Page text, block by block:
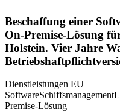
Beschaffung einer
On-Premise-Lösung
Holstein. Vier Jahre
Dienstleistungen EU
SoftwareSchiffsmanagement
Premise-Lösung